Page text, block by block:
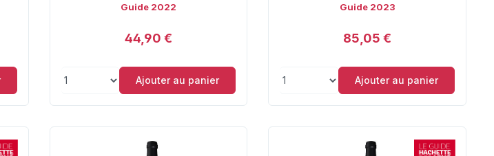
Guide 2022
44,90 €
Ajouter au panier
Guide 2023
85,05 €
Ajouter au panier